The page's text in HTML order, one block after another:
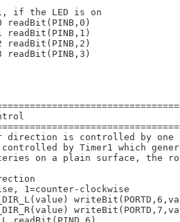
if the LED is on
readBit(PINB,0)
readBit(PINB,1)
readBit(PINB,2)
readBit(PINB,3)
direction is controlled by one
by Timer1 which
on a plain surface, the
1=counter-clockwise